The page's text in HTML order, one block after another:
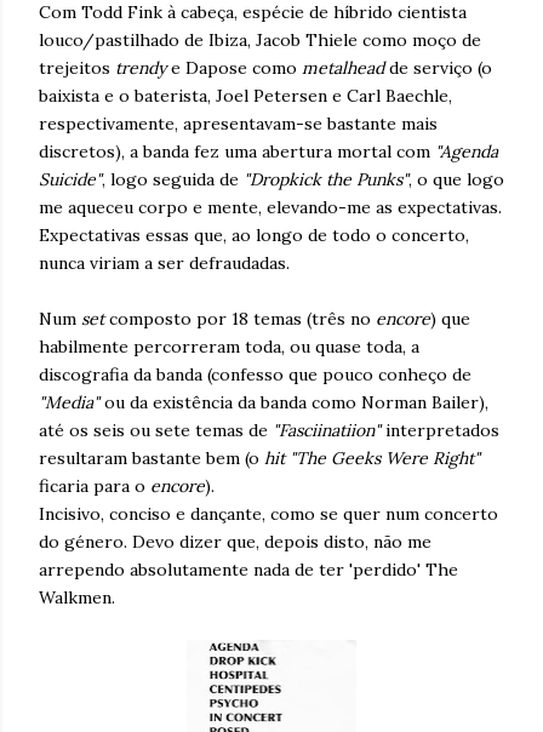
Com Todd Fink à cabeça, espécie de híbrido cientista
louco/pastilhado de Ibiza, Jacob Thiele como moço de
trejeitos trendye Dapose como metalheadde serviço (o
baixista e o baterista, Joel Petersen e Carl Baechle,
respectivamente, apresentavam-se bastante mais
discretos), a banda fez uma abertura mortal com "Agenda
Suicide", logo seguida de "Dropkick the Punks", o que logo
me aqueceu corpo e mente, elevando-me as expectativas.
Expectativas essas que, ao longo de todo o concerto,
nunca viriam a ser defraudadas.
Num setcomposto por 18 temas (três no encore) que
habilmente percorreram toda, ou quase toda, a
discografia da banda (confesso que pouco conheço de
"Media"ou da existência da banda como Norman Bailer),
até os seis ou sete temas de "Fasciinatiion"interpretados
resultaram bastante bem (o hit "The Geeks Were Right"
ficaria para o encore).
Incisivo, conciso e dançante, como se quer num concerto
do género. Devo dizer que, depois disto, não me
arrependo absolutamente nada de ter 'perdido' The
Walkmen.